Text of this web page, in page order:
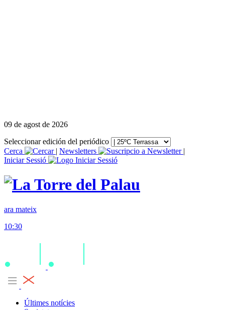
09 de agost de 2026
Seleccionar edición del periódico
Cerca
| Newsletters
|
Iniciar Sessió
ara mateix
10:30
Últimes notícies